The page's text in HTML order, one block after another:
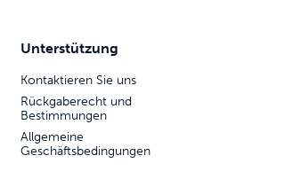
Unterstützung
Kontaktieren Sie uns
Rückgaberecht und
Bestimmungen
Allgemeine
Geschäftsbedingungen